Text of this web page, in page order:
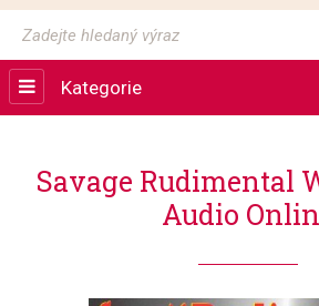
Kategorie
Savage Rudimental
Audio